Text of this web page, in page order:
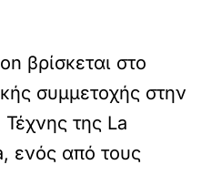
βρίσκεται στο
συμμετοχής στην
της La
ενός από τους